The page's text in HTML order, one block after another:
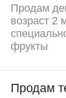
Продам
возраст 2
фрукты
Продам